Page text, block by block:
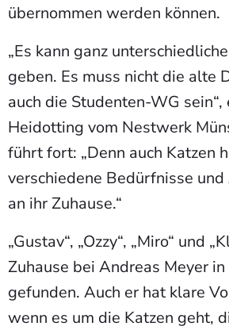
übernommen werden können.
„Es kann ganz
geben. Es muss nicht die alte
auch die Studenten-WG
Heidotting vom Nestwerk
führt fort: „Denn auch Katzen
verschiedene Bedürfnisse
an ihr Zuhause.“
„Gustav“, „Ozzy“, „Miro“ und
Zuhause bei Andreas Meyer
gefunden. Auch er hat klare
wenn es um die Katzen geht,